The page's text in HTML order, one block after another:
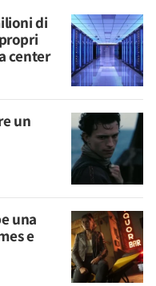
di
center
un
una
e